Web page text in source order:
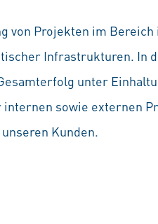
von Projekten im
Infrastrukturen. In
unter
sowie externen
Kunden.